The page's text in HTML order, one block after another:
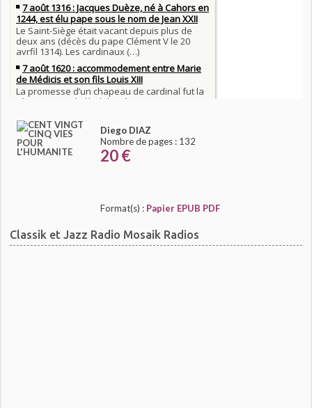
Diego DIAZ
Nombre de pages : 132
20 €
Format(s) : Papier EPUB PDF
Classik et Jazz Radio Mosaik Radios